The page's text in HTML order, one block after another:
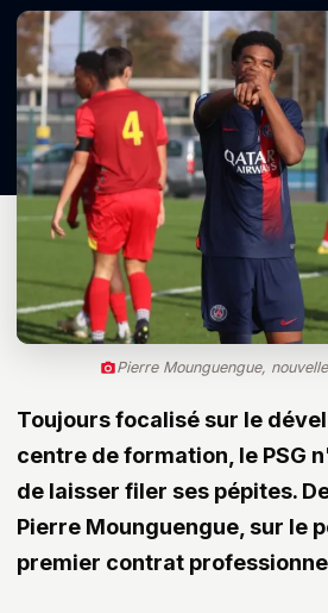
Pierre Mounguengue,
Toujours focalisé sur le
centre de formation, le PSG
de laisser filer ses pépites.
Pierre Mounguengue, sur le
premier contrat